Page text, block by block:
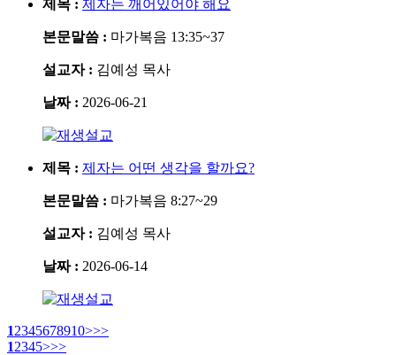
제목 : 제자는 깨어있어야 해요
본문말씀 : 마가복음 13:35~37
설교자 : 김예성 목사
날짜 : 2026-06-21
설교
제목 : 제자는 어떤 생각을 할까요?
본문말씀 : 마가복음 8:27~29
설교자 : 김예성 목사
날짜 : 2026-06-14
설교
12345678910>>>
12345>>>